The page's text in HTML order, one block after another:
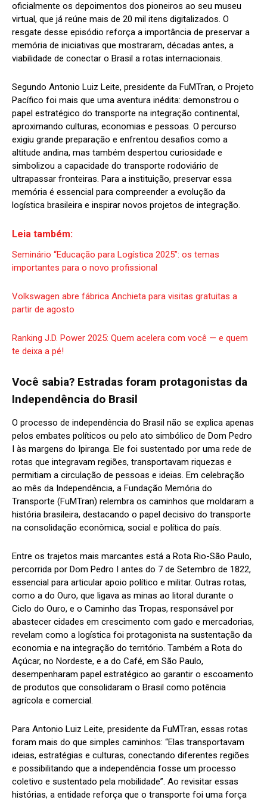
oficialmente os depoimentos dos pioneiros ao seu museu
virtual, que já reúne mais de 20 mil itens digitalizados. O
resgate desse episódio reforça a importância de preservar a
memória de iniciativas que mostraram, décadas antes, a
viabilidade de conectar o Brasil a rotas internacionais.
Segundo Antonio Luiz Leite, presidente da FuMTran, o Projeto
Pacífico foi mais que uma aventura inédita: demonstrou o
papel estratégico do transporte na integração continental,
aproximando culturas, economias e pessoas. O percurso
exigiu grande preparação e enfrentou desafios como a
altitude andina, mas também despertou curiosidade e
simbolizou a capacidade do transporte rodoviário de
ultrapassar fronteiras. Para a instituição, preservar essa
memória é essencial para compreender a evolução da
logística brasileira e inspirar novos projetos de integração.
Leia também:
Seminário “Educação para Logística 2025”: os temas
importantes para o novo profissional
Volkswagen abre fábrica Anchieta para visitas gratuitas a
partir de agosto
Ranking J.D. Power 2025: Quem acelera com você — e quem
te deixa a pé!
Você sabia? Estradas foram protagonistas da
Independência do Brasil
O processo de independência do Brasil não se explica apenas
pelos embates políticos ou pelo ato simbólico de Dom Pedro
I às margens do Ipiranga. Ele foi sustentado por uma rede de
rotas que integravam regiões, transportavam riquezas e
permitiam a circulação de pessoas e ideias. Em celebração
ao mês da Independência, a Fundação Memória do
Transporte (FuMTran) relembra os caminhos que moldaram a
história brasileira, destacando o papel decisivo do transporte
na consolidação econômica, social e política do país.
Entre os trajetos mais marcantes está a Rota Rio-São Paulo,
percorrida por Dom Pedro I antes do 7 de Setembro de 1822,
essencial para articular apoio político e militar. Outras rotas,
como a do Ouro, que ligava as minas ao litoral durante o
Ciclo do Ouro, e o Caminho das Tropas, responsável por
abastecer cidades em crescimento com gado e mercadorias,
revelam como a logística foi protagonista na sustentação da
economia e na integração do território. Também a Rota do
Açúcar, no Nordeste, e a do Café, em São Paulo,
desempenharam papel estratégico ao garantir o escoamento
de produtos que consolidaram o Brasil como potência
agrícola e comercial.
Para Antonio Luiz Leite, presidente da FuMTran, essas rotas
foram mais do que simples caminhos: “Elas transportavam
ideias, estratégias e culturas, conectando diferentes regiões
e possibilitando que a independência fosse um processo
coletivo e sustentado pela mobilidade”. Ao revisitar essas
histórias, a entidade reforça que o transporte foi uma força